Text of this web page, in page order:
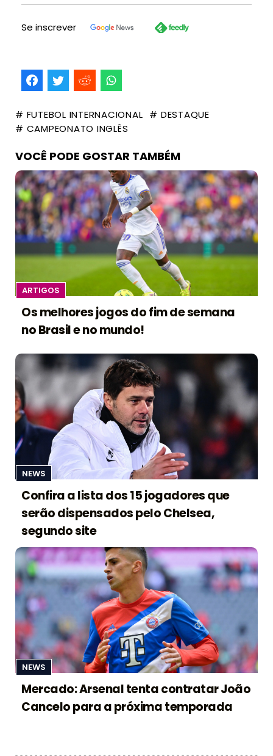
Se inscrever
# FUTEBOL INTERNACIONAL # DESTAQUE
# CAMPEONATO INGLÊS
VOCÊ PODE GOSTAR TAMBÉM
ARTIGOS
Os melhores jogos do fim de semana
no Brasil e no mundo!
NEWS
Confira a lista dos 15 jogadores que
serão dispensados pelo Chelsea,
segundo site
NEWS
Mercado: Arsenal tenta contratar João
Cancelo para a próxima temporada